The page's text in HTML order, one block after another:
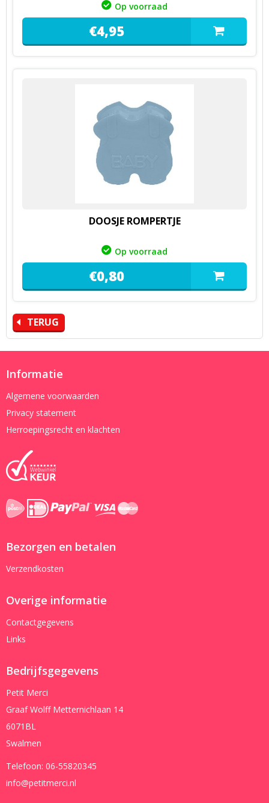
Op voorraad
€4,95
DOOSJE ROMPERTJE
Op voorraad
€0,80
TERUG
Informatie
Algemene voorwaarden
Privacy statement
Herroepingsrecht en klachten
Bezorgen en betalen
Verzendkosten
Overige informatie
Contactgegevens
Links
Bedrijfsgegevens
Petit Merci
Graaf Wolff Metternichlaan 14
6071BL
Swalmen
Telefoon: 06-55820345
info@petitmerci.nl